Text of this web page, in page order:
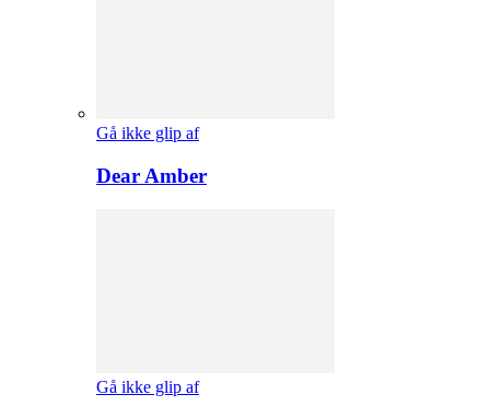
Gå ikke glip af
Dear Amber
Gå ikke glip af